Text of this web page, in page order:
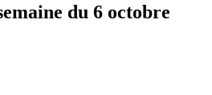
du 6 octobre